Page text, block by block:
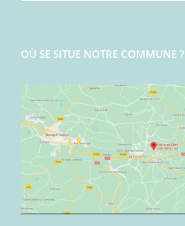
OÙ SE SITUE NOTRE COMMUNE ?